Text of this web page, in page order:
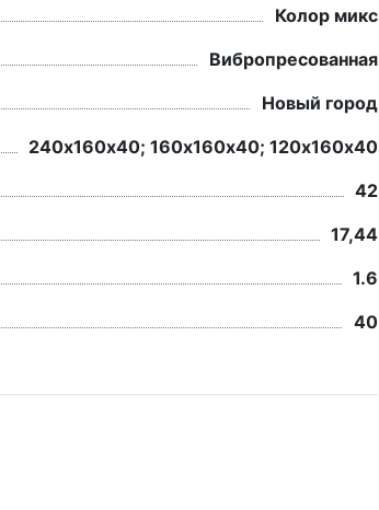
Колор микс
Вибропресованная
Новый город
240х160х40; 160х160х40; 120х160х40
42
17,44
1.6
40